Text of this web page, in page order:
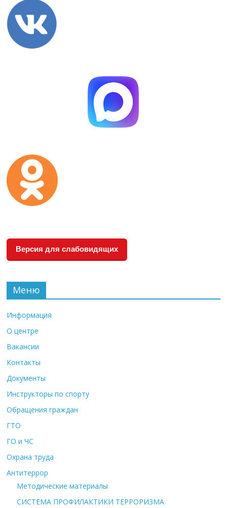
Версия для слабовидящих
Меню
Информация
О центре
Вакансии
Контакты
Документы
Инструкторы по спорту
Обращения граждан
ГТО
ГО и ЧС
Охрана труда
Антитеррор
Методические материалы
СИСТЕМА ПРОФИЛАКТИКИ ТЕРРОРИЗМА